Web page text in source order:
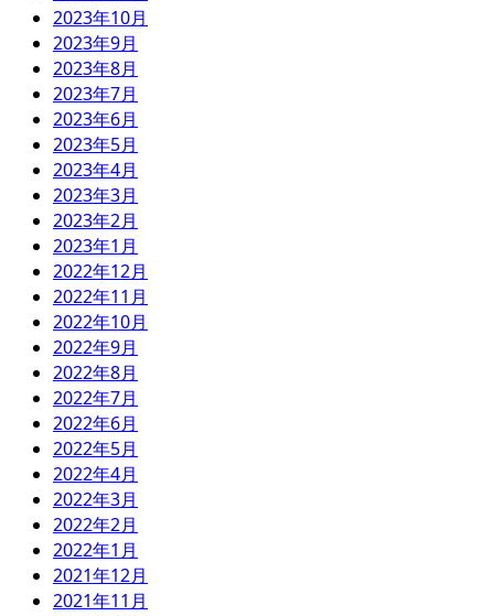
2023年10月
2023年9月
2023年8月
2023年7月
2023年6月
2023年5月
2023年4月
2023年3月
2023年2月
2023年1月
2022年12月
2022年11月
2022年10月
2022年9月
2022年8月
2022年7月
2022年6月
2022年5月
2022年4月
2022年3月
2022年2月
2022年1月
2021年12月
2021年11月